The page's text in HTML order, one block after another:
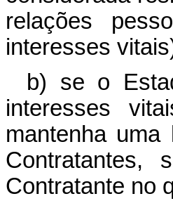
relações
interesses
b) se o
interesses
mantenha uma
Contratantes,
Contratante no